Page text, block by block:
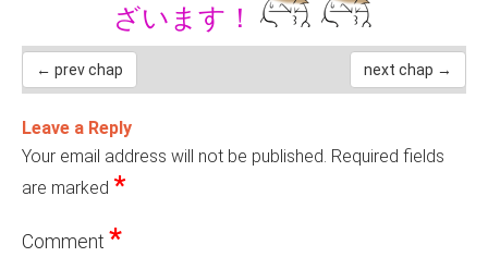
ざいます！
← prev chap next chap →
Leave a Reply
Your email address will not be published. Required fields
are marked *
Comment *